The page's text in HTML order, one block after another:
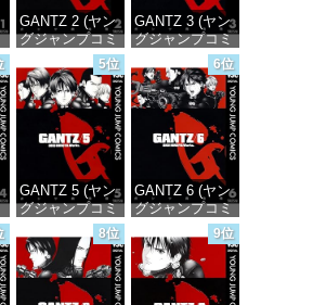
GANTZ 2 (ヤン
グジャンプコミ
ックスDIGITAL)
価格：¥100
GANTZ 3 (ヤン
グジャンプコミ
ックスDIGITAL)
価格：¥100
5位
GANTZ 5 (ヤン
グジャンプコミ
ックスDIGITAL)
価格：¥100
6位
GANTZ 6 (ヤン
グジャンプコミ
ックスDIGITAL)
価格：¥100
8位 9位